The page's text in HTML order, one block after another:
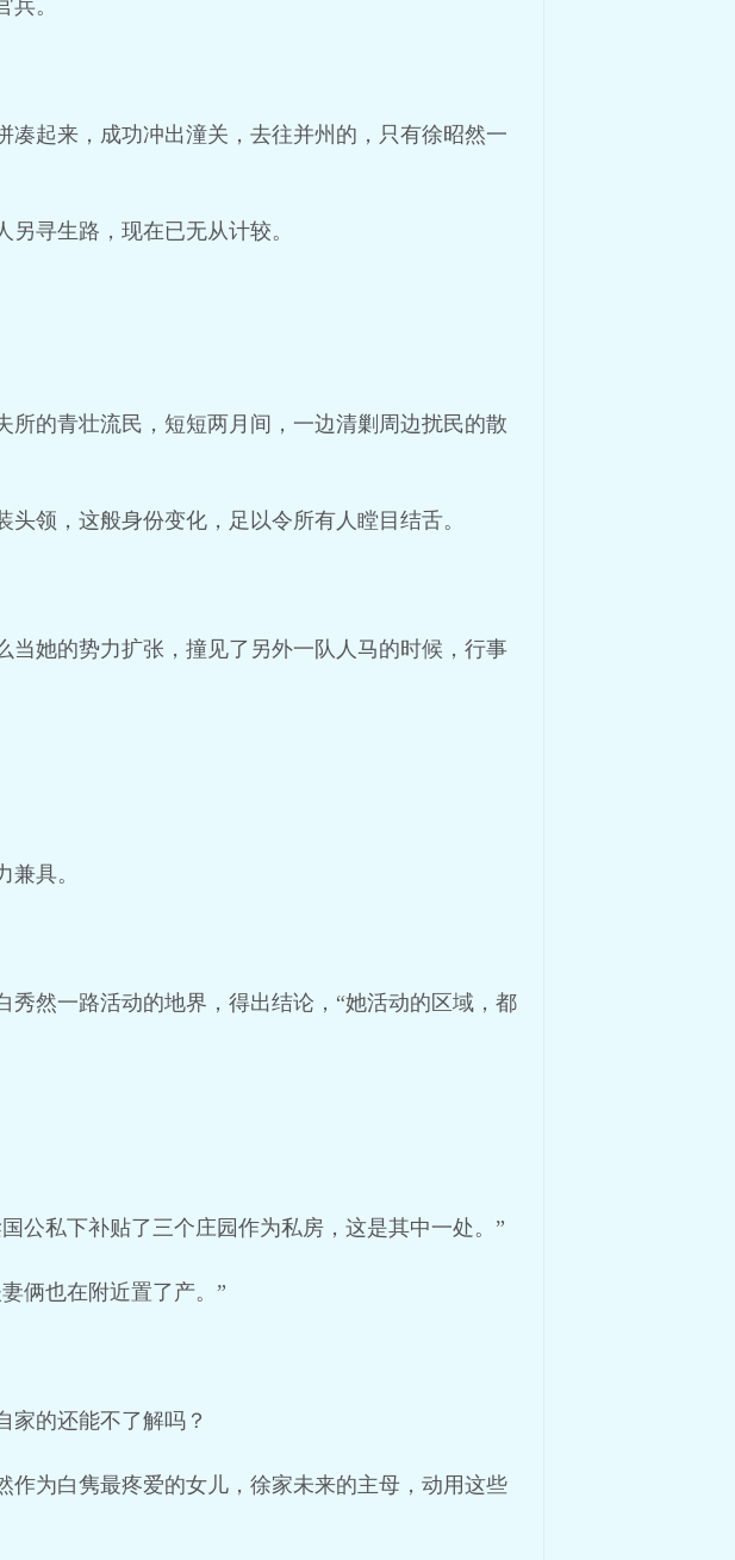
。
起来，成功冲出潼关，去往并州的，只有徐昭然一
寻生路，现在已无从计较。
的青壮流民，短短两月间，一边清剿周边扰民的散
领，这般身份变化，足以令所有人瞠目结舌。
她的势力扩张，撞见了另外一队人马的时候，行事
具。
然一路活动的地界，得出结论，“她活动的区域，都
公私下补贴了三个庄园作为私房，这是其中一处。”
俩也在附近置了产。”
家的还能不了解吗？
为白隽最疼爱的女儿，徐家未来的主母，动用这些